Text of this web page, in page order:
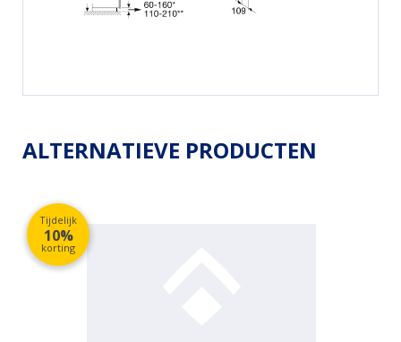
ALTERNATIEVE PRODUCTEN
Tijdelijk
10%
korting